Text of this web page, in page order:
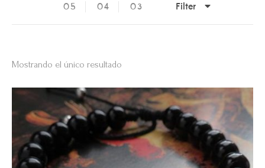
05 04 03 Filter
Mostrando el único resultado